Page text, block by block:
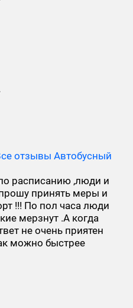
отзывы Автобусный
расписанию ,люди и
принять меры и
!!! По пол часа люди
мерзнут .А когда
не очень приятен
можно быстрее